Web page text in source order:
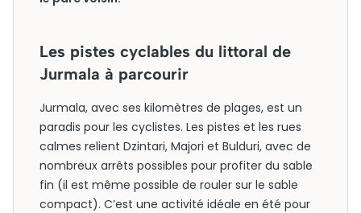
Les pistes cyclables du littoral de
Jurmala à parcourir
Jurmala, avec ses kilomètres de plages, est un
paradis pour les cyclistes. Les pistes et les rues
calmes relient Dzintari, Majori et Bulduri, avec de
nombreux arrêts possibles pour profiter du sable
fin (il est même possible de rouler sur le sable
compact). C’est une activité idéale en été pour